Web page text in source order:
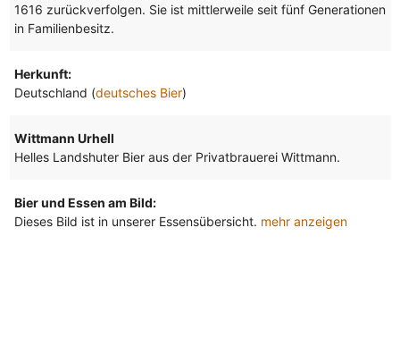
1616 zurückverfolgen. Sie ist mittlerweile seit fünf Generationen
in Familienbesitz.
Herkunft:
Deutschland (deutsches Bier)
Wittmann Urhell
Helles Landshuter Bier aus der Privatbrauerei Wittmann.
Bier und Essen am Bild:
Dieses Bild ist in unserer Essensübersicht. mehr anzeigen